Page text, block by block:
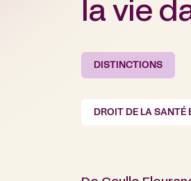
la vie
DISTINCTIONS
DROIT DE LA SANTÉ